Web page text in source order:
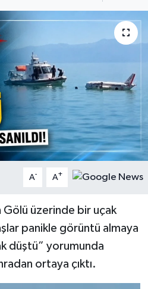
A- A+
Gölü üzerinde bir uçak
panikle görüntü almaya
düştü” yorumunda
ortaya çıktı.